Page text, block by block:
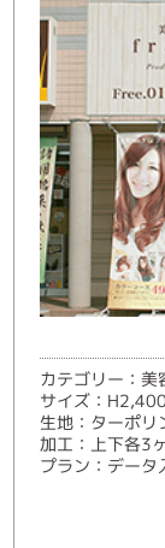
カテゴリー：美
サイズ：
生地：ターポリ
加工：上下各3
プラン：データ